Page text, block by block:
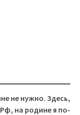
не нужно. Здесь,
на родине я по-